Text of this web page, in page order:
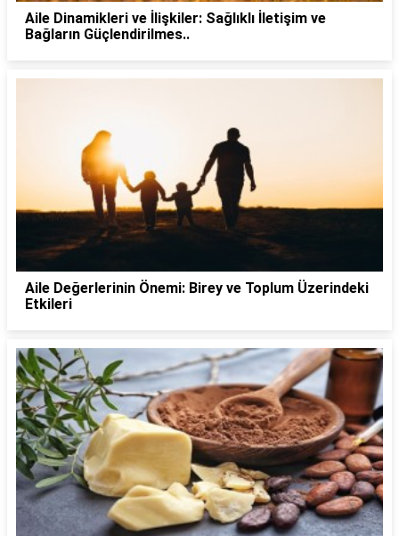
Aile Dinamikleri ve İlişkiler: Sağlıklı İletişim ve
Bağların Güçlendirilmes..
Aile Değerlerinin Önemi: Birey ve Toplum Üzerindeki
Etkileri